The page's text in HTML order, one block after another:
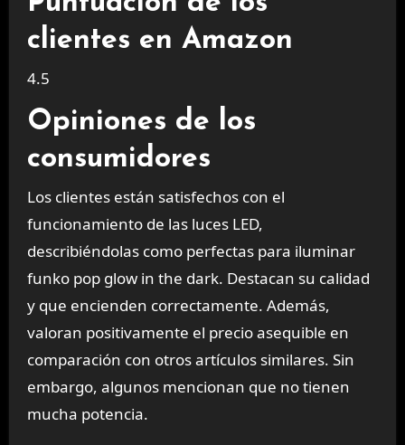
clientes en Amazon
4.5
Opiniones de los
consumidores
Los clientes están satisfechos con el
funcionamiento de las luces LED,
describiéndolas como perfectas para iluminar
funko pop glow in the dark. Destacan su calidad
y que encienden correctamente. Además,
valoran positivamente el precio asequible en
comparación con otros artículos similares. Sin
embargo, algunos mencionan que no tienen
mucha potencia.